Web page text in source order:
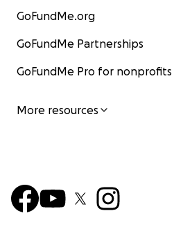
GoFundMe.org
GoFundMe Partnerships
GoFundMe Pro for nonprofits
More resources